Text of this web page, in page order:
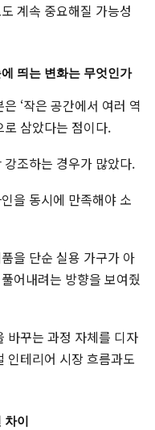
계속 중요해질 가능성
띄는 변화는 무엇인가
‘작은 공간에서 여러 역
로 삼았다는 점이다.
조하는 경우가 많았다.
을 동시에 만족해야 소
을 단순 실용 가구가 아
어내려는 방향을 보여줬
바꾸는 과정 자체를 디자
인테리어 시장 흐름과도
차이